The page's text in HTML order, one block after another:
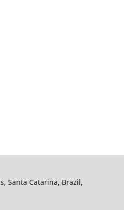
Santa Catarina, Brazil,